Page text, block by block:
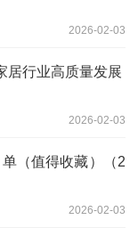
2026-02-03
居行业高质量发展
2026-02-03
（值得收藏）（2
2026-02-03